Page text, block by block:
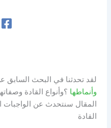
لقد تحدثنا في البحث السابق
وأنماطها ؟وأنواع القادة
المقال سنتحدث عن الواجبات
القادة